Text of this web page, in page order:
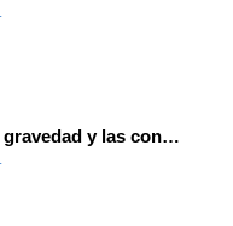
Utiliza el salto con gravedad y las condiciones programando con Scratch para entrenar los saques de esquina para el partido contra Austria de la Selección